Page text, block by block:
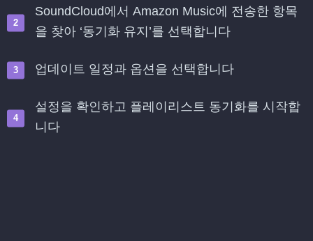
SoundCloud에서 Amazon Music에 전송한 항목
을 찾아 ‘동기화 유지’를 선택합니다
업데이트 일정과 옵션을 선택합니다
설정을 확인하고 플레이리스트 동기화를 시작합
니다